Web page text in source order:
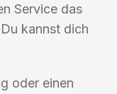
Service das
kannst dich
oder einen